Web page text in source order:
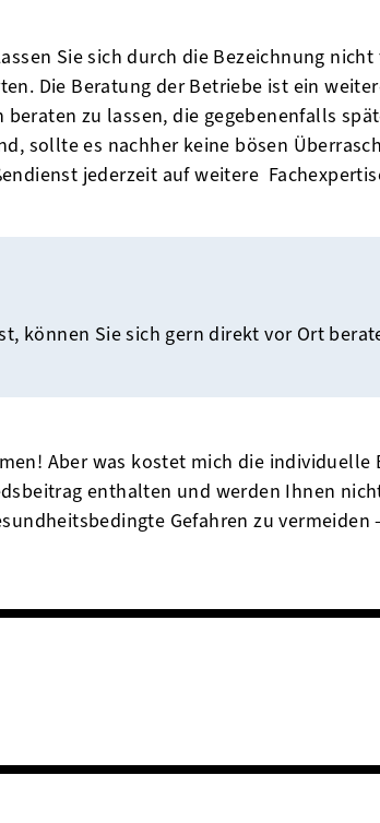
Sie sich durch die Bezeichnung
Die Beratung der Betriebe ist ein
zu lassen, die gegebenenfalls
sollte es nachher keine bösen
jederzeit auf weitere
können Sie sich gern direkt vor Ort
Aber was kostet mich die individuelle
enthalten und werden Ihnen
Gefahren zu vermeiden